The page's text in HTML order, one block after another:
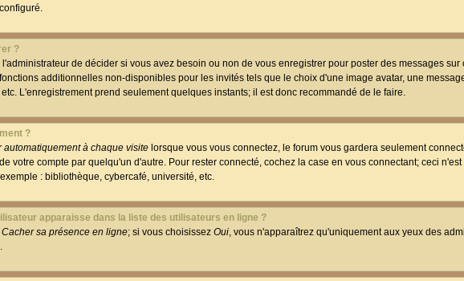
?
de décider si vous avez besoin ou non de vous enregistrer pour poster des messages sur
additionnelles non-disponibles pour les invités tels que le choix d'une image avatar, une
L'enregistrement prend seulement quelques instants; il est donc recommandé de le faire.
?
automatiquement à chaque visite lorsque vous vous connectez, le forum vous gardera seulement
votre compte par quelqu'un d'autre. Pour rester connecté, cochez la case en vous connectant; ceci
: bibliothèque, cybercafé, université, etc.
apparaisse dans la liste des utilisateurs en ligne ?
Cacher sa présence en ligne; si vous choisissez Oui, vous n'apparaîtrez qu'uniquement aux yeux des